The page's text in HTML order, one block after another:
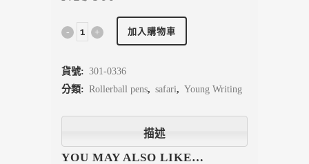
加入購物車
貨號: 301-0336
分類: Rollerball pens, safari, Young Writing
描述
YOU MAY ALSO LIKE…